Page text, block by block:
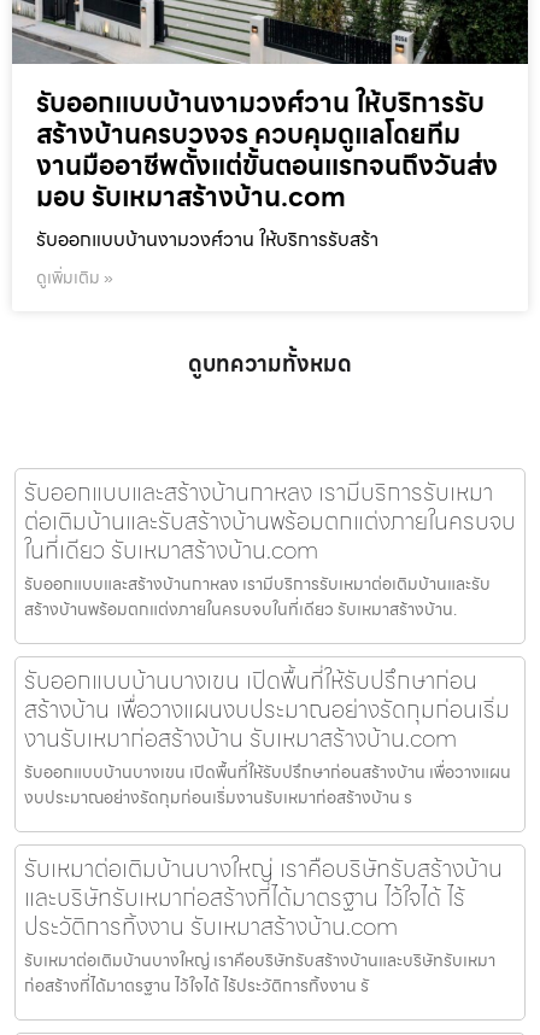
รับออกแบบบ้านงามวงศ์วาน ให้บริการรับ
สร้างบ้านครบวงจร ควบคุมดูแลโดยทีม
งานมืออาชีพตั้งแต่ขั้นตอนแรกจนถึงวันส่ง
มอบ รับเหมาสร้างบ้าน.com
รับออกแบบบ้านงามวงศ์วาน ให้บริการรับสร้า
ดูเพิ่มเติม »
ดูบทความทั้งหมด
รับออกแบบและสร้างบ้านกาหลง เรามีบริการรับเหมา
ต่อเติมบ้านและรับสร้างบ้านพร้อมตกแต่งภายในครบจบ
ในที่เดียว รับเหมาสร้างบ้าน.com
รับออกแบบและสร้างบ้านกาหลง เรามีบริการรับเหมาต่อเติมบ้านและรับ
สร้างบ้านพร้อมตกแต่งภายในครบจบในที่เดียว รับเหมาสร้างบ้าน.
รับออกแบบบ้านบางเขน เปิดพื้นที่ให้รับปรึกษาก่อน
สร้างบ้าน เพื่อวางแผนงบประมาณอย่างรัดกุมก่อนเริ่ม
งานรับเหมาก่อสร้างบ้าน รับเหมาสร้างบ้าน.com
รับออกแบบบ้านบางเขน เปิดพื้นที่ให้รับปรึกษาก่อนสร้างบ้าน เพื่อวางแผน
งบประมาณอย่างรัดกุมก่อนเริ่มงานรับเหมาก่อสร้างบ้าน ร
รับเหมาต่อเติมบ้านบางใหญ่ เราคือบริษัทรับสร้างบ้าน
และบริษัทรับเหมาก่อสร้างที่ได้มาตรฐาน ไว้ใจได้ ไร้
ประวัติการทิ้งงาน รับเหมาสร้างบ้าน.com
รับเหมาต่อเติมบ้านบางใหญ่ เราคือบริษัทรับสร้างบ้านและบริษัทรับเหมา
ก่อสร้างที่ได้มาตรฐาน ไว้ใจได้ ไร้ประวัติการทิ้งงาน รั